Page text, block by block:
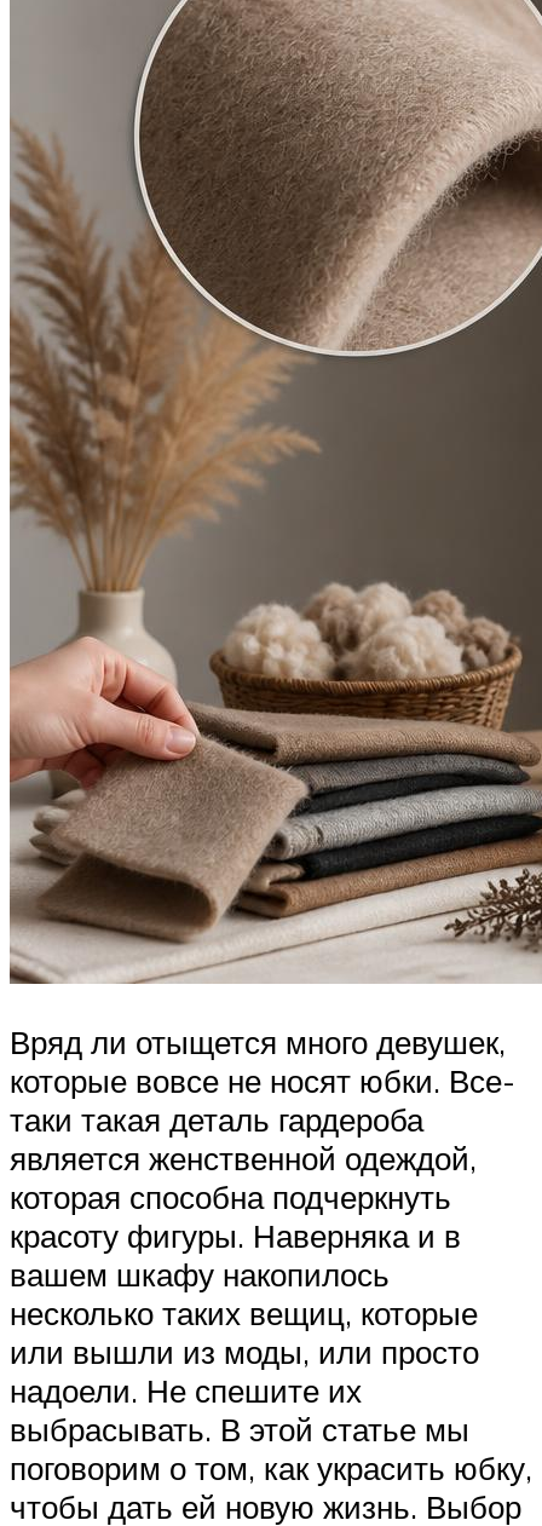
Вряд ли отыщется много девушек,
которые вовсе не носят юбки. Все-
таки такая деталь гардероба
является женственной одеждой,
которая способна подчеркнуть
красоту фигуры. Наверняка и в
вашем шкафу накопилось
несколько таких вещиц, которые
или вышли из моды, или просто
надоели. Не спешите их
выбрасывать. В этой статье мы
поговорим о том, как украсить юбку,
чтобы дать ей новую жизнь. Выбор